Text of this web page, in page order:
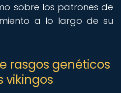
sobre los patrones de
a lo largo de su
rasgos genéticos
vikingos